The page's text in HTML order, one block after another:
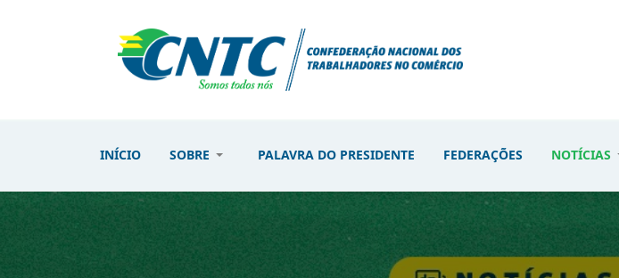
INÍCIO SOBRE PALAVRA DO PRESIDENTE FEDERAÇÕES NOTÍCIAS